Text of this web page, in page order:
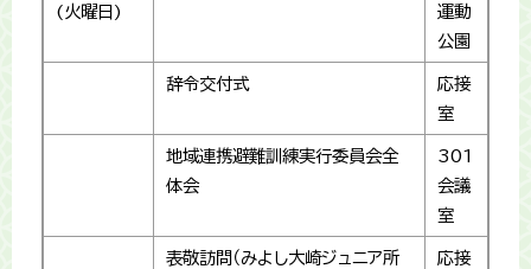
(火曜日)
運動
公園
辞令交付式
応接
室
地域連携避難訓練実行委員会全
体会
301
会議
室
表敬訪問（みよし大崎ジュニア所
応接